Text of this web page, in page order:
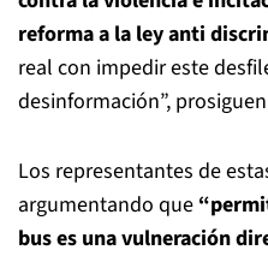
reforma a la ley anti
real con impedir este
desinformación”,
Los representantes de
argumentando que
bus es una vulneración